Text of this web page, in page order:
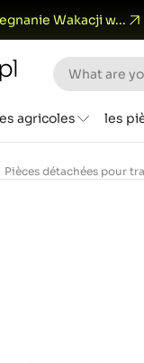
Wakacji w...
agricoles les
Pièces détachées pour